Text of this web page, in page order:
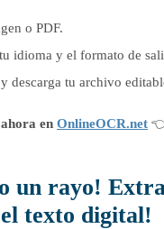
o PDF.
tu idioma y el formato de
y descarga tu archivo
en OnlineOCR.net
un rayo!
texto digital!